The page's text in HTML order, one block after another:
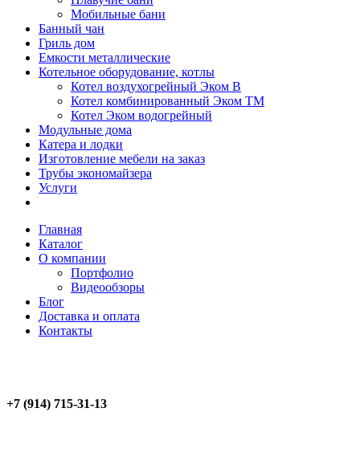
Мобильные бани
Банный чан
Гриль дом
Емкости металлические
Котельное оборудование, котлы
Котел воздухогрейный Эком В
Котел комбинированный Эком ТМ
Котел Эком водогрейный
Модульные дома
Катера и лодки
Изготовление мебели на заказ
Трубы экономайзера
Услуги
Главная
Каталог
О компании
Портфолио
Видеообзоры
Блог
Доставка и оплата
Контакты
+7 (914) 715-31-13